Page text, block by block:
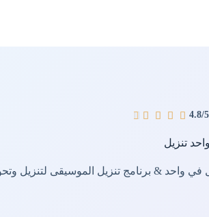





تنزيل